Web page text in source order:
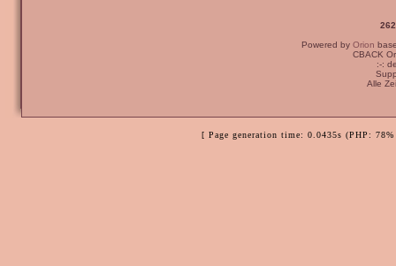
Powered by Orion
CBACK
:-:
Alle
[ Page generation time: 0.0435s (PHP: